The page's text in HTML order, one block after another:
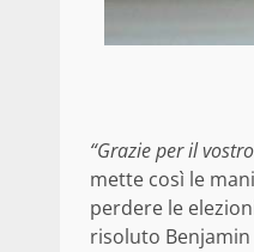
“Grazie per il
mette così le
perdere le
risoluto